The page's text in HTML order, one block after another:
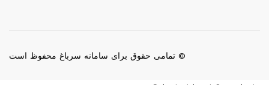
© تمامی حقوق برای سامانه سرباغ محفوظ است